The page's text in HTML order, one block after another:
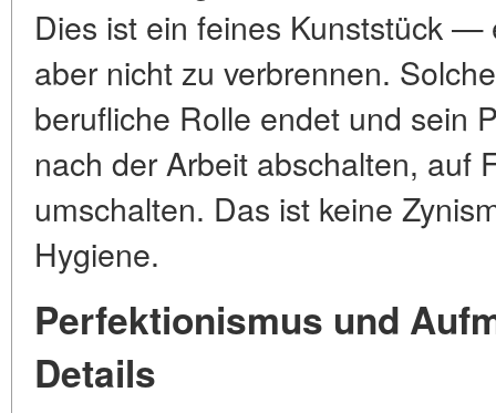
Dies ist ein feines Kunststück —
aber nicht zu verbrennen.
berufliche Rolle endet und sein
nach der Arbeit abschalten, auf
umschalten. Das ist keine
Hygiene.
Perfektionismus und
Details